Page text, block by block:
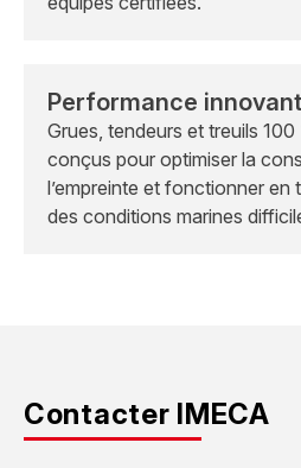
Performance
Grues, tendeurs et treuils
conçus pour optimiser la
l’empreinte et fonctionner en
des conditions marines
Contacter IMECA